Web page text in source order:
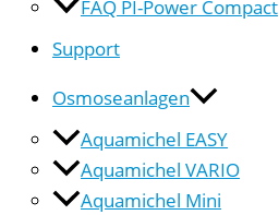
FAQ PI-Power Compact
Support
Osmoseanlagen
Aquamichel EASY
Aquamichel VARIO
Aquamichel Mini